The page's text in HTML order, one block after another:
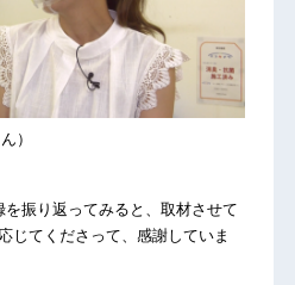
）
振り返ってみると、取材させて
じてくださって、感謝していま